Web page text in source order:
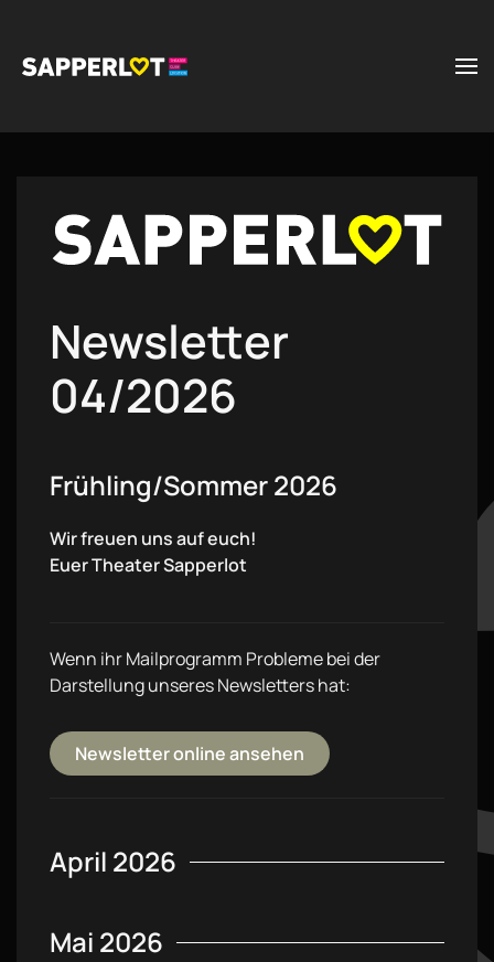
Zum Hauptinhalt springen
Newsletter
04/2026
Frühling/Sommer 2026
Wir freuen uns auf euch!
Euer Theater Sapperlot
Wenn ihr Mailprogramm Probleme bei der
Darstellung unseres Newsletters hat:
Newsletter online ansehen
April 2026
Mai 2026